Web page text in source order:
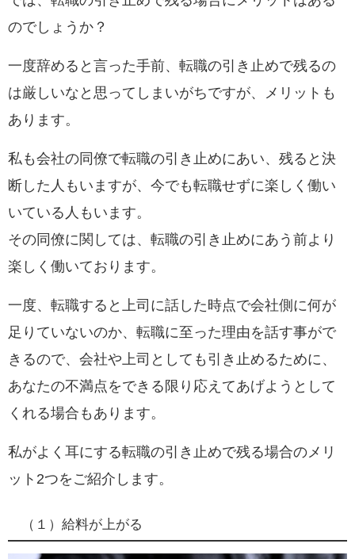
のでしょうか？
一度辞めると言った手前、転職の引き止めで残るの
は厳しいなと思ってしまいがちですが、メリットも
あります。
私も会社の同僚で転職の引き止めにあい、残ると決
断した人もいますが、今でも転職せずに楽しく働い
いている人もいます。
その 同僚に関しては、転職の引き止めにあう前より
楽しく働いております。
一度、転職すると上司に話した時点で会社側に何が
足りていないのか、転職に至った理由を話す事がで
きるので、会社や上司としても引き止めるために、
あなたの不満点をできる限り応えてあげようとして
くれる場合もあります。
私がよく耳にする転職の引き止めで残る場合のメリ
ット2つをご紹介します。
（１）給料が上がる